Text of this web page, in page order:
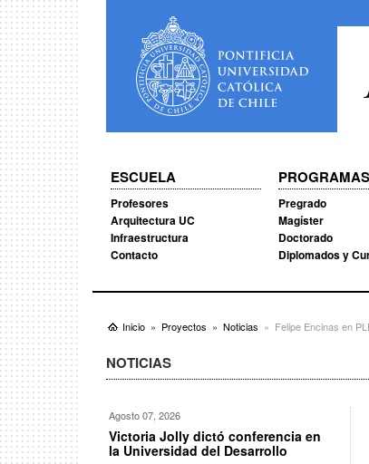
ESCUELA
Profesores
Arquitectura UC
Infraestructura
Contacto
PROGRAMAS
Pregrado
Magíster
Doctorado
Diplomados y
Inicio Proyectos Noticias Felipe Encinas en
NOTICIAS
Agosto 07, 2026
Victoria Jolly dictó conferencia en
la Universidad del Desarrollo